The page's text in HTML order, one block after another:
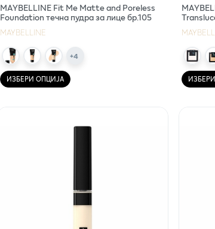
MAYBELLINE Fit Me Matte and Poreless
Foundation течна пудра за лице бр.105
MAYBELLINE
+4
ИЗБЕРИ ОПЦИЈА